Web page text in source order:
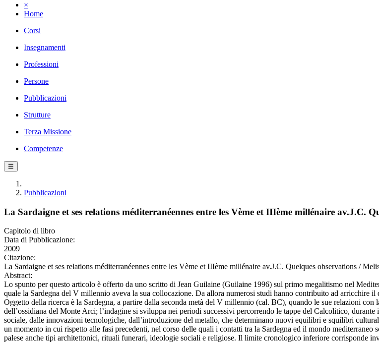
×
Home
Corsi
Insegnamenti
Professioni
Persone
Pubblicazioni
Strutture
Terza Missione
Competenze
☰
Pubblicazioni
La Sardaigne et ses relations méditerranéennes entre les Vème et IIIème millénaire av.J.C.
Capitolo di libro
Data di Pubblicazione:
2009
Citazione:
La Sardaigne et ses relations méditerranéennes entre les Vème et IIIème millénaire av.J.C. Quelques observations /
Abstract:
Lo spunto per questo articolo è offerto da uno scritto di Jean Guilaine (Guilaine 1996) sul primo megalitismo nel
quale la Sardegna del V millennio aveva la sua collocazione. Da allora numerosi studi hanno contribuito ad arricchire
Oggetto della ricerca è la Sardegna, a partire dalla seconda metà del V millennio (cal. BC), quando le sue relazioni
dell’ossidiana del Monte Arci; l’indagine si sviluppa nei periodi successivi percorrendo le tappe del Calcolitico,
sociale, dalle innovazioni tecnologiche, dall’introduzione del metallo, che determinano nuovi equilibri e squilibri
un momento in cui rispetto alle fasi precedenti, nel corso delle quali i contatti tra la Sardegna ed il mondo
palese anche tipi architettonici, rituali funerari, ideologie sociali e religiose. Il limite cronologico inferiore corrisponde